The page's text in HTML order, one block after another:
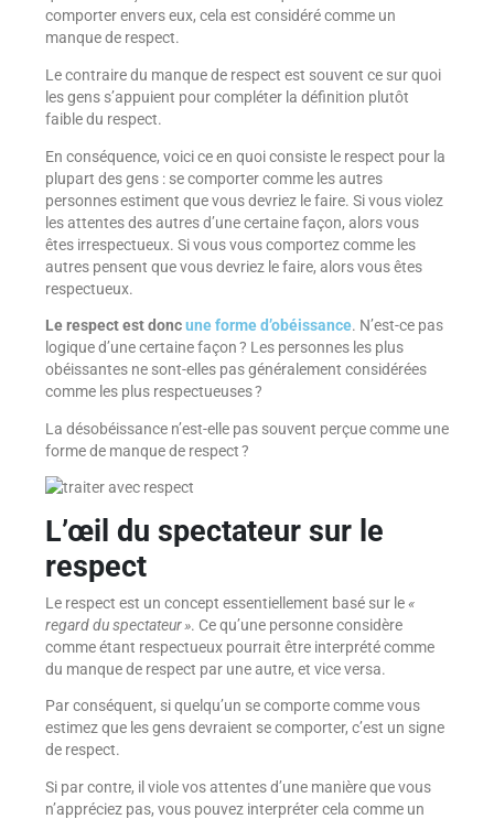
comporter envers eux, cela est considéré comme un
manque de respect.
Le contraire du manque de respect est souvent ce sur quoi
les gens s’appuient pour compléter la définition plutôt
faible du respect.
En conséquence, voici ce en quoi consiste le respect pour la
plupart des gens : se comporter comme les autres
personnes estiment que vous devriez le faire. Si vous violez
les attentes des autres d’une certaine façon, alors vous
êtes irrespectueux. Si vous vous comportez comme les
autres pensent que vous devriez le faire, alors vous êtes
respectueux.
Le respect est doncune forme d’obéissance. N’est-ce pas
logique d’une certaine façon ? Les personnes les plus
obéissantes ne sont-elles pas généralement considérées
comme les plus respectueuses ?
La désobéissance n’est-elle pas souvent perçue comme une
forme de manque de respect ?
L’œil du spectateur sur le
respect
Le respect est un concept essentiellement basé sur le«
regard du spectateur ». Ce qu’une personne considère
comme étant respectueux pourrait être interprété comme
du manque de respect par une autre, et vice versa.
Par conséquent, si quelqu’un se comporte comme vous
estimez que les gens devraient se comporter, c’est un signe
de respect.
Si par contre, il viole vos attentes d’une manière que vous
n’appréciez pas, vous pouvez interpréter cela comme un